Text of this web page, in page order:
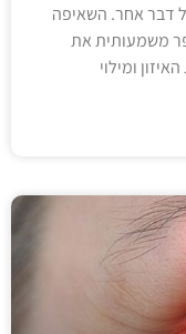
דבר אחר. השאיפה
משמעותית את
ומילוי